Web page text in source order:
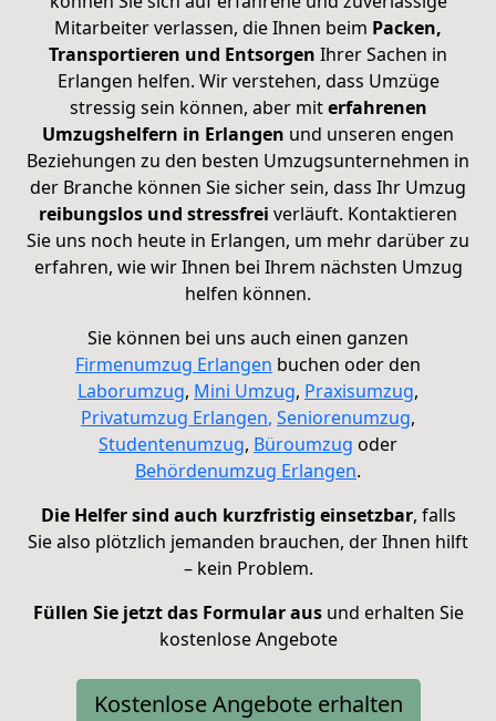
Mitarbeiter verlassen, die Ihnen beim Packen,
Transportieren und Entsorgen Ihrer Sachen in
Erlangen helfen. Wir verstehen, dass Umzüge
stressig sein können, aber miterfahrenen
Umzugshelfern in Erlangen und unseren engen
Beziehungen zu den besten Umzugsunternehmen in
der Branche können Sie sicher sein, dass Ihr Umzug
reibungslos und stressfrei verläuft. Kontaktieren
Sie uns noch heute in Erlangen, um mehr darüber zu
erfahren, wie wir Ihnen bei Ihrem nächsten Umzug
helfen können.
Sie können bei uns auch einen ganzen
Firmenumzug Erlangen buchen oder den
Laborumzug, Mini Umzug, Praxisumzug,
Privatumzug Erlangen, Seniorenumzug,
Studentenumzug, Büroumzug oder
Behördenumzug Erlangen.
Die Helfer sind auch kurzfristig einsetzbar, falls
Sie also plötzlich jemanden brauchen, der Ihnen hilft
– kein Problem.
Füllen Sie jetzt das Formular ausund erhalten Sie
kostenlose Angebote
Kostenlose Angebote erhalten